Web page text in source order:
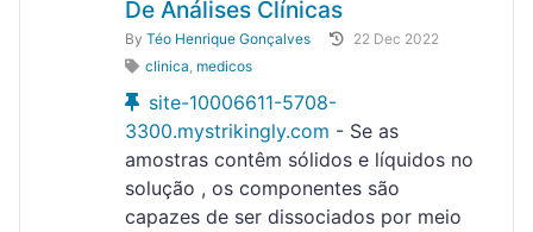
De Análises Clínicas
By Téo Henrique Gonçalves
22 Dec 2022
clinica, medicos
site-10006611-5708-
3300.mystrikingly.com - Se as
amostras contêm sólidos e líquidos no
solução , os componentes são
capazes de ser dissociados por meio